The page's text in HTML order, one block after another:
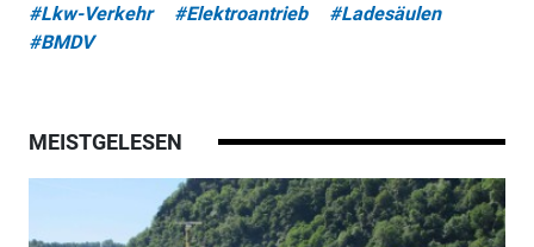
#Lkw-Verkehr #Elektroantrieb
#Ladesäulen
#BMDV
MEISTGELESEN